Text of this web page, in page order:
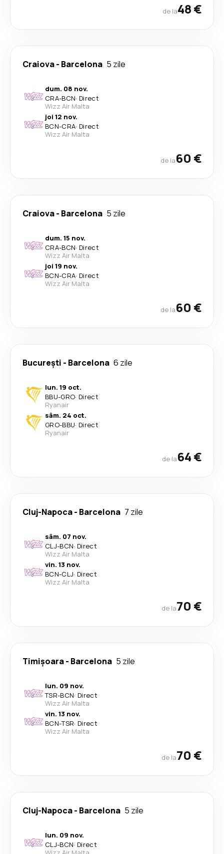
de la48 €
Craiova- Barcelona 5 zile
dum. 08 nov.
CRA-BCN· Direct
Wizz Air Malta
joi 12 nov.
BCN-CRA· Direct
Wizz Air Malta
de la60 €
Craiova- Barcelona 5 zile
dum. 15 nov.
CRA-BCN· Direct
Wizz Air Malta
joi 19 nov.
BCN-CRA· Direct
Wizz Air Malta
de la60 €
București - Barcelona 6 zile
lun. 19 oct.
BBU-GRO· Direct
Ryanair
sâm. 24 oct.
GRO-BBU· Direct
Ryanair
de la64 €
Cluj-Napoca- Barcelona 7 zile
sâm. 07 nov.
CLJ-BCN· Direct
Wizz Air Malta
vin. 13 nov.
BCN-CLJ· Direct
Wizz Air Malta
de la70 €
Timișoara- Barcelona 5 zile
lun. 09 nov.
TSR-BCN· Direct
Wizz Air Malta
vin. 13 nov.
BCN-TSR· Direct
Wizz Air Malta
de la70 €
Cluj-Napoca- Barcelona 5 zile
lun. 09 nov.
CLJ-BCN· Direct